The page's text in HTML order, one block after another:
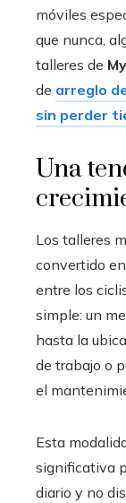
móviles
que nunca,
talleres de
de arreglo
sin perder
Una
Los talleres
convertido
entre los
simple: un
hasta la
de trabajo o
el
Esta
significativa
diario y no